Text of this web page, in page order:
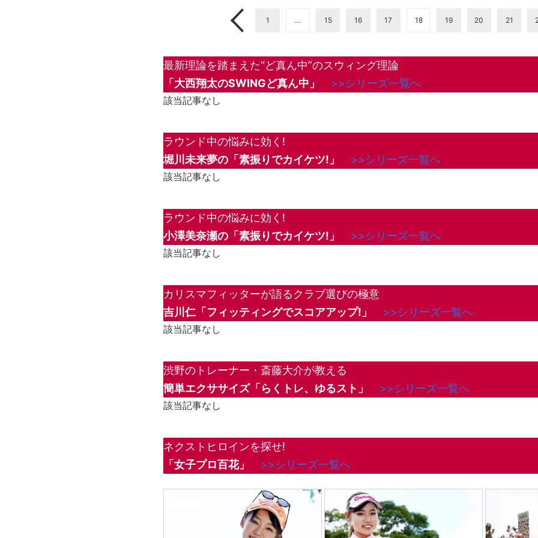
1 … 15 16 17 18 19 20 21
最新理論を踏まえた“ど真ん中”のスウィング理論
「大西翔太のSWINGど真ん中」
>>シリーズ一覧へ
該当記事なし
ラウンド中の悩みに効く!
堀川未来夢の「素振りでカイケツ!」
>>シリーズ一覧へ
該当記事なし
ラウンド中の悩みに効く!
小澤美奈瀬の「素振りでカイケツ!」
>>シリーズ一覧へ
該当記事なし
カリスマフィッターが語るクラブ選びの極意
吉川仁「フィッティングでスコアアップ!」
>>シリーズ一覧へ
該当記事なし
渋野のトレーナー・斎藤大介が教える
簡単エクササイズ「らくトレ、ゆるスト」
>>シリーズ一覧へ
該当記事なし
ネクストヒロインを探せ!
「女子プロ百花」
>>シリーズ一覧へ